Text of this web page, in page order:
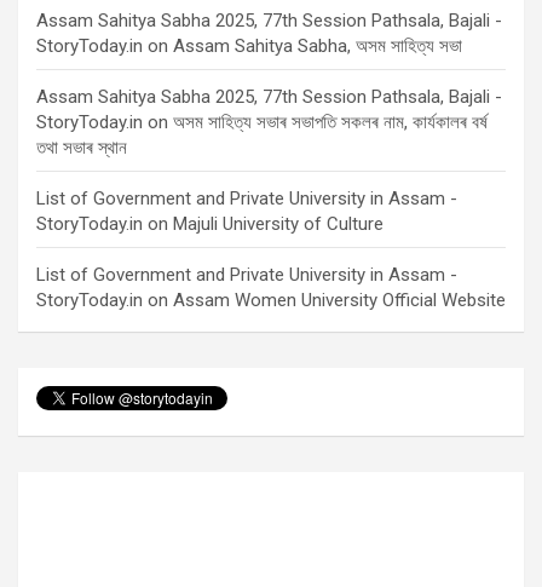
Assam Sahitya Sabha 2025, 77th Session Pathsala, Bajali -
StoryToday.in on Assam Sahitya Sabha, অসম সাহিত্য সভা
Assam Sahitya Sabha 2025, 77th Session Pathsala, Bajali -
StoryToday.in on অসম সাহিত্য সভাৰ সভাপতি সকলৰ নাম, কাৰ্যকালৰ বৰ্ষ
তথা সভাৰ স্থান
List of Government and Private University in Assam -
StoryToday.in on Majuli University of Culture
List of Government and Private University in Assam -
StoryToday.in on Assam Women University Official Website